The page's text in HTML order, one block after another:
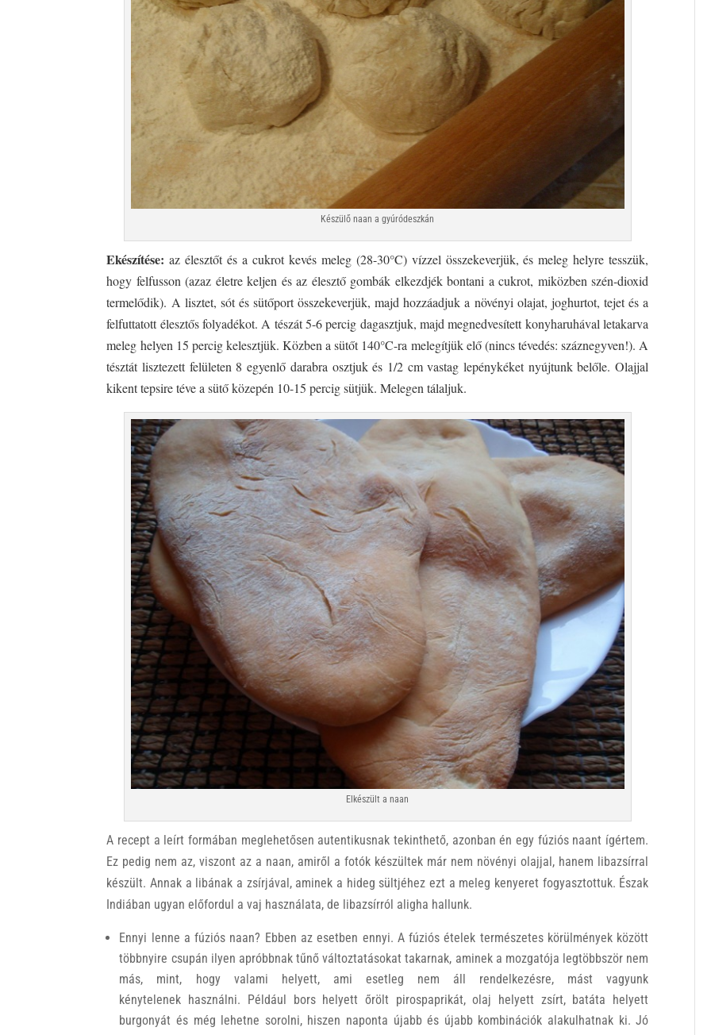
Készülő naan a gyúródeszkán
Ekészítése:az élesztőt és a cukrot kevés meleg (28-30°C) vízzel összekeverjük, és meleg helyre tesszük,
hogy felfusson (azaz életre keljen és az élesztő gombák elkezdjék bontani a cukrot, miközben szén-dioxid
termelődik). A lisztet, sót és sütőport összekeverjük, majd hozzáadjuk a növényi olajat, joghurtot, tejet és a
felfuttatott élesztős folyadékot. A tészát 5-6 percig dagasztjuk, majd megnedvesített konyharuhával letakarva
meleg helyen 15 percig kelesztjük. Közben a sütőt 140°C-ra melegítjük elő (nincs tévedés: száznegyven!). A
tésztát lisztezett felületen 8 egyenlő darabra osztjuk és 1/2 cm vastag lepénykéket nyújtunk belőle. Olajjal
kikent tepsire téve a sütő közepén 10-15 percig sütjük. Melegen tálaljuk.
Elkészült a naan
A recept a leírt formában meglehetősen autentikusnak tekinthető, azonban én egy fúziós naant ígértem.
Ez pedig nem az, viszont az a naan, amiről a fotók készültek már nem növényi olajjal, hanem libazsírral
készült. Annak a libának a zsírjával, aminek a hideg sültjéhez ezt a meleg kenyeret fogyasztottuk. Észak
Indiában ugyan előfordul a vaj használata, de libazsírról aligha hallunk.
Ennyi lenne a fúziós naan? Ebben az esetben ennyi. A fúziós ételek természetes körülmények között
többnyire csupán ilyen apróbbnak tűnő változtatásokat takarnak, aminek a mozgatója legtöbbször nem
más, mint, hogy valami helyett, ami esetleg nem áll rendelkezésre, mást vagyunk
kénytelenek használni. Például bors helyett őrölt pirospaprikát, olaj helyett zsírt, batáta helyett
burgonyát és még lehetne sorolni, hiszen naponta újabb és újabb kombinációk alakulhatnak ki. Jó